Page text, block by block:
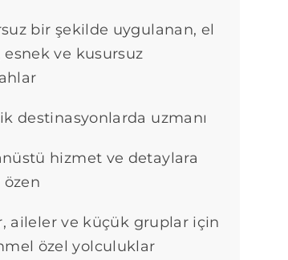
bir şekilde uygulanan, el
esnek ve kusursuz
destinasyonlarda uzmanı
hizmet ve detaylara
özen
aileler ve küçük gruplar için
özel yolculuklar